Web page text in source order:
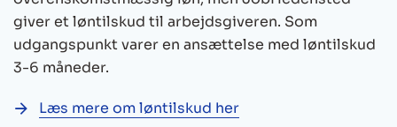
giver et løntilskud til arbejdsgiveren. Som
udgangspunkt varer en ansættelse med løntilskud
3-6 måneder.
Læs mere om løntilskud her